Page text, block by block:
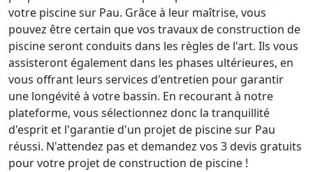
votre piscine sur Pau. Grâce à leur maîtrise, vous
pouvez être certain que vos travaux de construction de
piscine seront conduits dans les règles de l'art. Ils vous
assisteront également dans les phases ultérieures, en
vous offrant leurs services d'entretien pour garantir
une longévité à votre bassin. En recourant à notre
plateforme, vous sélectionnez donc la tranquillité
d'esprit et l'garantie d'un projet de piscine sur Pau
réussi. N'attendez pas et demandez vos 3 devis gratuits
pour votre projet de construction de piscine !